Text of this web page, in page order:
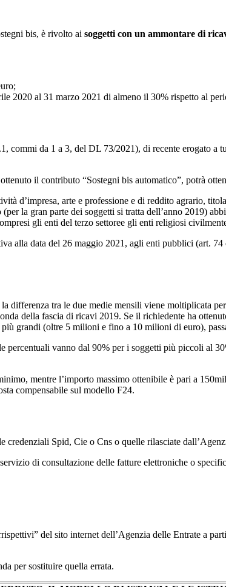
bis, è rivolto ai soggetti con un ammontare di
2020 al 31 marzo 2021 di almeno il 30% rispetto al
commi da 1 a 3, del DL 73/2021), di recente erogato a
il contributo “Sostegni bis automatico”, potrà
d’impresa, arte e professione e di reddito agrario,
la gran parte dei soggetti si tratta dell’anno 2019)
gli enti del terzo settoree gli enti religiosi
alla data del 26 maggio 2021, agli enti pubblici (art.
tra le due medie mensili viene moltiplicata
della fascia di ricavi 2019. Se il richiedente ha
grandi (oltre 5 milioni e fino a 10 milioni di euro),
vanno dal 90% per i soggetti più piccoli al
mentre l’importo massimo ottenibile è pari a
compensabile sul modello F24.
Spid, Cie o Cns o quelle rilasciate
di consultazione delle fatture elettroniche o
del sito internet dell’Agenzia delle Entrate a
per sostituire quella errata.